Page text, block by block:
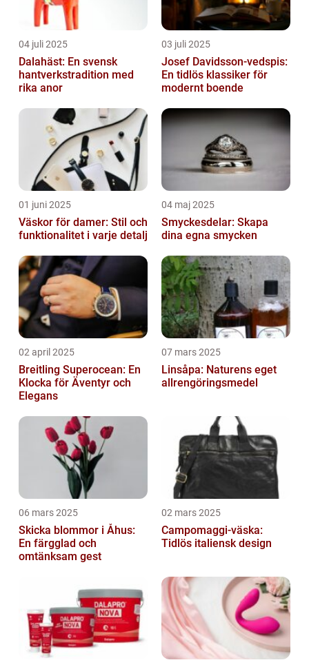
04 juli 2025
Dalahäst: En svensk
hantverkstradition med
rika anor
03 juli 2025
Josef Davidsson-vedspis:
En tidlös klassiker för
modernt boende
01 juni 2025
Väskor för damer: Stil och
funktionalitet i varje detalj
04 maj 2025
Smyckesdelar: Skapa
dina egna smycken
02 april 2025
Breitling Superocean: En
Klocka för Äventyr och
Elegans
07 mars 2025
Linsåpa: Naturens eget
allrengöringsmedel
06 mars 2025
Skicka blommor i Åhus:
En färgglad och
omtänksam gest
02 mars 2025
Campomaggi-väska:
Tidlös italiensk design